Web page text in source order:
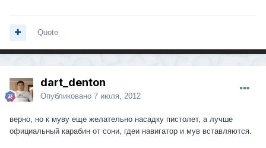
Quote
dart_denton
Опубликовано 7 июля, 2012
верно, но к муву еще желательно насадку пистолет, а лучше
официальный карабин от сони, гдеи навигатор и мув вставляются.